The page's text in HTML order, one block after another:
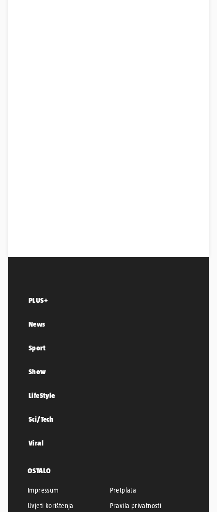
PLUS+
News
Sport
Show
LifeStyle
Sci/Tech
Viral
OSTALO
Impressum
Pretplata
Uvjeti korištenja
Pravila privatnosti